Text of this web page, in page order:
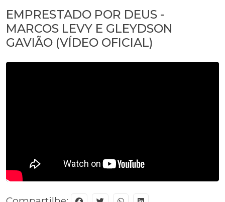
EMPRESTADO POR DEUS -
MARCOS LEVY E GLEYDSON
GAVIÃO (VÍDEO OFICIAL)